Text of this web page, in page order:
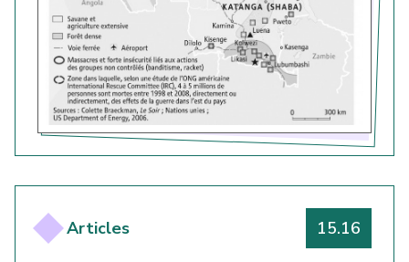
Articles Numéro
15.16